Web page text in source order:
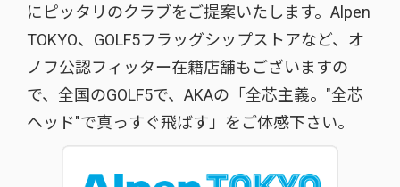
にピッタリのクラブをご提案いたします。Alpen
TOKYO、GOLF5フラッグシップストアなど、オ
ノフ公認フィッター在籍店舗もございますの
で、全国のGOLF5で、AKAの「全芯主義。"全芯
ヘッド"で真っすぐ飛ばす」をご体感下さい。